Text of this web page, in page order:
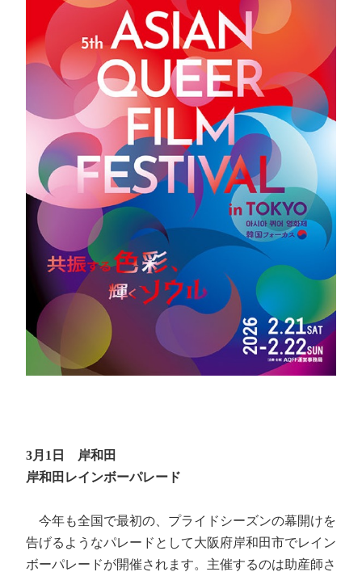
3月1日 岸和田
岸和田レインボーパレード
今年も全国で最初の、プライドシーズンの幕開けを
告げるようなパレードとして大阪府岸和田市でレイン
ボーパレードが開催されます。主催するのは助産師さ